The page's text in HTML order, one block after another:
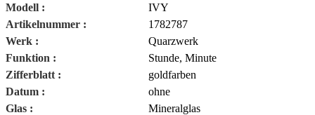
Modell :
IVY
Artikelnummer :
1782787
Werk :
Quarzwerk
Funktion :
Stunde, Minute
Zifferblatt :
goldfarben
Datum :
ohne
Glas :
Mineralglas